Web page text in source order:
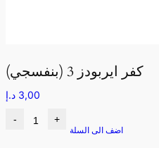
كفر ايربودز 3 (بنفسجي)
3,00 د.إ
- +
اضف الى السلة